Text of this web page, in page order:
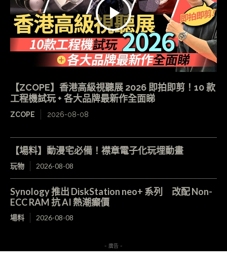
【ZCOPE】香港高級視聽展 2026 即拍即剪！10 款
工程機試玩 + 各大品牌最新作全面睇
ZCOPE 2026-08-08
【場料】動漫宅必備！襟章電子化玩埋動畫
玩物 2026-08-08
Synology 推出 DiskStation neo+ 系列 改配 Non-
ECC RAM 抗 AI 熱潮癲價
場料 2026-08-08
- 廣告 -